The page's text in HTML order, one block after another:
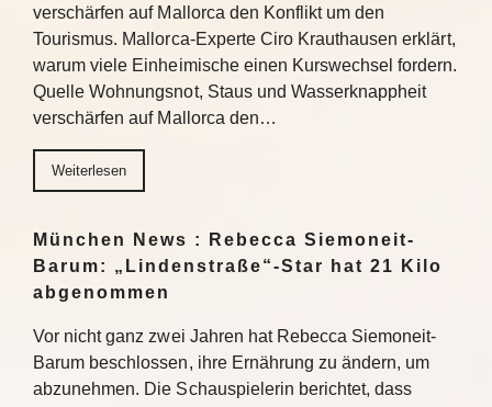
verschärfen auf Mallorca den Konflikt um den
Tourismus. Mallorca-Experte Ciro Krauthausen erklärt,
warum viele Einheimische einen Kurswechsel fordern.
Quelle Wohnungsnot, Staus und Wasserknappheit
verschärfen auf Mallorca den…
Weiterlesen
München News : Rebecca Siemoneit-
Barum: „Lindenstraße“-Star hat 21 Kilo
abgenommen
Vor nicht ganz zwei Jahren hat Rebecca Siemoneit-
Barum beschlossen, ihre Ernährung zu ändern, um
abzunehmen. Die Schauspielerin berichtet, dass